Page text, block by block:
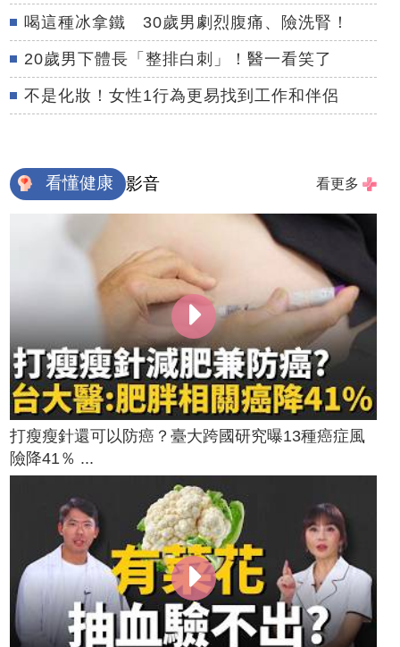
喝這種冰拿鐵 30歲男劇烈腹痛、險洗腎！
20歲男下體長「整排白刺」！醫一看笑了
不是化妝！女性1行為更易找到工作和伴侶
看懂健康 影音 看更多
打瘦瘦針還可以防癌？臺大跨國研究曝13種癌症風
險降41％ ...